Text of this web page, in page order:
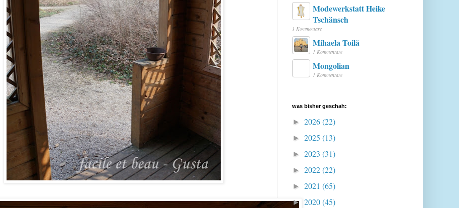
Modewerkstatt Heike
Tschänsch
1 Kommentare
Mihaela Toilă
1 Kommentare
Mongolian
1 Kommentare
was bisher geschah:
► 2026(22)
► 2025 (13)
► 2023 (31)
► 2022(22)
► 2021 (65)
► 2020(45)